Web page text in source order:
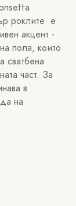
роклите е
акцент -
пола, които
сватбена
част. За
в
на